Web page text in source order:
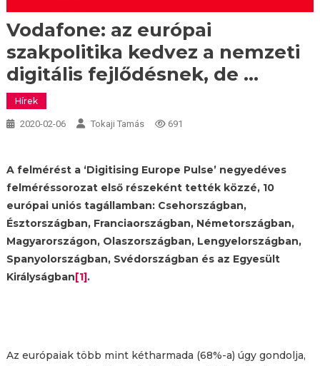
Vodafone: az európai
szakpolitika kedvez a nemzeti
digitális fejlődésnek, de …
Hírek
2020-02-06 Tokaji Tamás 691
A felmérést a ‘Digitising Europe Pulse’ negyedéves
felméréssorozat első részeként tették közzé, 10
európai uniós tagállamban: Csehországban,
Észtországban, Franciaországban, Németországban,
Magyarországon, Olaszországban, Lengyelországban,
Spanyolországban, Svédországban és az Egyesült
Királyságban[1].
Az európaiak több mint kétharmada (68%-a) úgy gondolja,